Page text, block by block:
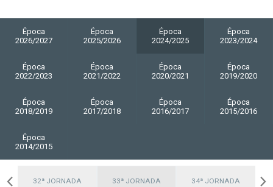
Época
2026/2027
Época
2025/2026
Época
2024/2025
Época
2023/2024
Época
2022/2023
Época
2021/2022
Época
2020/2021
Época
2019/2020
Época
2018/2019
Época
2017/2018
Época
2016/2017
Época
2015/2016
Época
2014/2015
32ª JORNADA 33ª JORNADA 34ª JORNADA